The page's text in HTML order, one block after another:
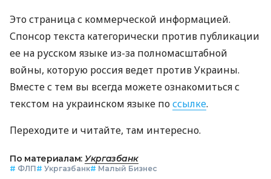
Это страница с коммерческой информацией.
Спонсор текста категорически против публикации
ее на русском языке из-за полномасштабной
войны, которую россия ведет против Украины.
Вместе с тем вы всегда можете ознакомиться с
текстом на украинском языке поссылке.
Переходите и читайте, там интересно.
По материалам: Укргазбанк
# ФЛП# Укргазбанк# Малый Бизнес